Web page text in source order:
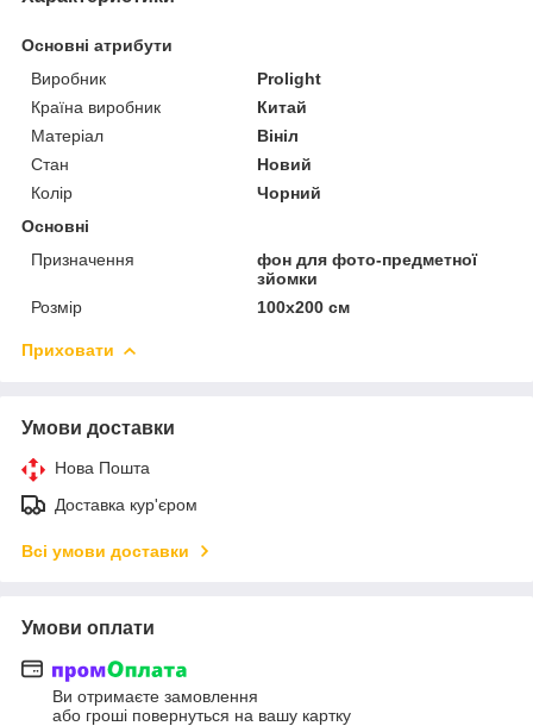
Основні атрибути
Виробник
Prolight
Країна виробник
Китай
Матеріал
Вініл
Стан
Новий
Колір
Чорний
Основні
Призначення
фон для фото-предметної
зйомки
Розмір
100х200 см
Приховати
Умови доставки
Нова Пошта
Доставка кур'єром
Всі умови доставки
Умови оплати
Ви отримаєте замовлення
або гроші повернуться на вашу картку